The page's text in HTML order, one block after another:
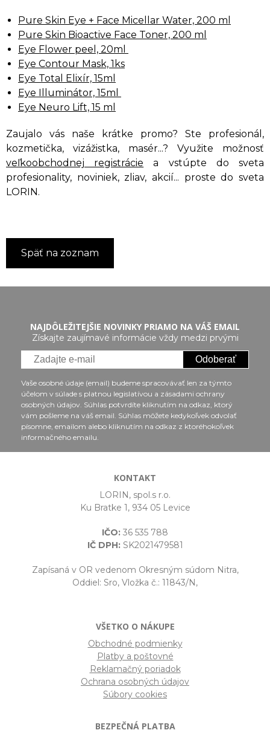
Pure Skin Eye + Face Micellar Water, 200 ml
Pure Skin Bioactive Face Toner, 200 ml
Eye Flower peel, 20ml
Eye Contour Mask, 1ks
Eye Total Elixír, 15ml
Eye Illuminátor, 15ml
Eye Neuro Lift, 15 ml
Zaujalo vás naše krátke promo? Ste profesionál,
kozmetička, vizážistka, masér...? Využite možnosť
veľkoobchodnej registrácie a vstúpte do sveta
profesionality, noviniek, zliav, akcií... proste do sveta
LORIN.
Späť na zoznam
NAJDÔLEŽITEJŠIE NOVINKY PRIAMO NA VÁŠ EMAIL
Získajte zaujímavé informácie vždy medzi prvými
Odoberať
Vaše osobné údaje (email) budeme spracovávať len za týmto
účelom v súlade s platnou legislatívou a zásadami ochrany
osobných údajov. Súhlas potvrdíte kliknutím na odkaz, ktorý
vám pošleme na váš email. Súhlas môžete kedykoľvek odvolať
písomne, emailom alebo kliknutím na odkaz z ktoréhokoľvek
informačného emailu.
KONTAKT
LORIN, spol.s r.o.
Ku Bratke 1, 934 05 Levice
IČO: 36 535 788
IČ DPH:SK2021479581
Zapísaná v OR vedenom Okresným súdom Nitra,
Oddiel: Sro, Vložka č.: 11843/N,
VŠETKO O NÁKUPE
Obchodné podmienky
Platby a poštovné
Reklamačný poriadok
Ochrana osobných údajov
Súbory cookies
BEZPEČNÁ PLATBA